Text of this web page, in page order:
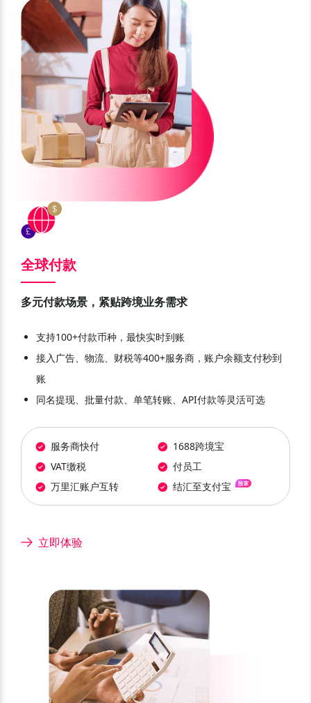
港元 HKD
新加坡元 SGD
澳元 AUD
墨西哥比索 MXN
兹罗提 PLN
迪拉姆 AED
菲律宾比索 PHP
科特迪瓦 XOF
坦桑尼亚 TZS
赞比亚 ZMW
巴西 BRL
智利 CLP
全球付款
多元付款场景，紧贴跨境业务需求
支持100+付款币种，最快实时到账
接入广告、物流、财税等400+服务商，账户余额支付秒到
账
同名提现、批量付款、单笔转账、API付款等灵活可选
服务商快付
1688跨境宝
VAT缴税
付员工
万里汇账户互转
结汇至支付宝
立即体验